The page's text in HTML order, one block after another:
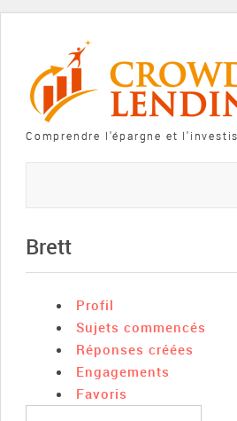
Comprendre l'épargne et
Brett
Profil
Sujets commencés
Réponses créées
Engagements
Favoris